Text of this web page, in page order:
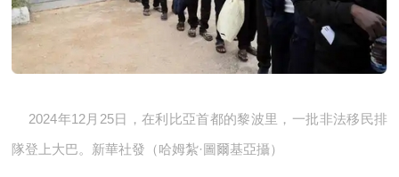
2024年12月25日，在利比亞首都的黎波里，一批非法移民排
隊登上大巴。新華社發（哈姆紮·圖爾基亞攝）